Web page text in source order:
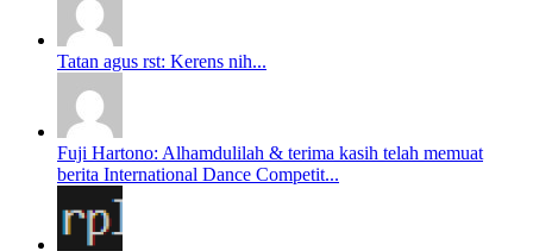
Tatan agus rst: Kerens nih...
Fuji Hartono: Alhamdulilah & terima kasih telah memuat
berita International Dance Competit...